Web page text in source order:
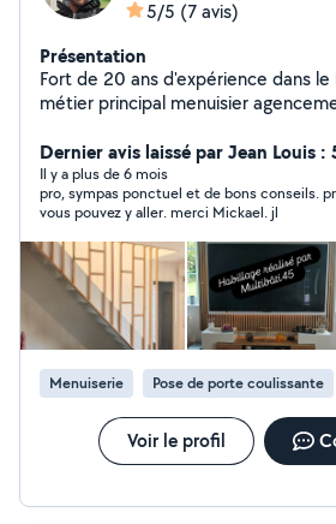
5/5 (7 avis)
Présentation
Fort de 20 ans d'expérience dans
métier principal menuisier
entretien.
Dernier avis laissé par Jean Louis :
Il y a plus de 6 mois
pro, sympas ponctuel et de bons conseils.
vous pouvez y aller. merci Mickael. jl
Menuiserie Pose de porte coulissante
Voir le profil